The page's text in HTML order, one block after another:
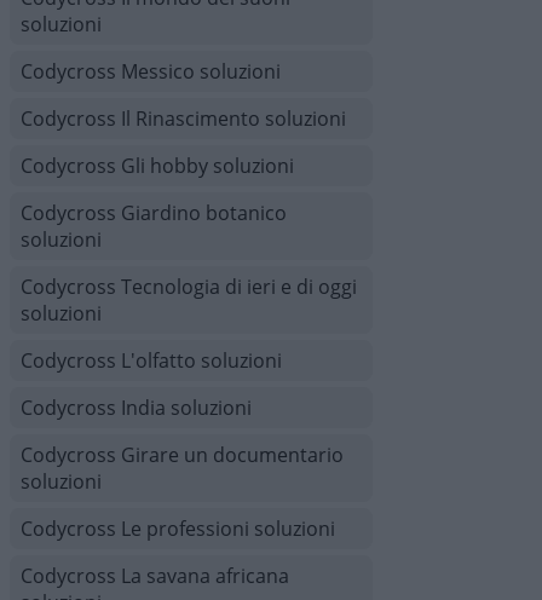
soluzioni
Codycross Messico soluzioni
Codycross Il Rinascimento soluzioni
Codycross Gli hobby soluzioni
Codycross Giardino botanico
soluzioni
Codycross Tecnologia di ieri e di oggi
soluzioni
Codycross L'olfatto soluzioni
Codycross India soluzioni
Codycross Girare un documentario
soluzioni
Codycross Le professioni soluzioni
Codycross La savana africana